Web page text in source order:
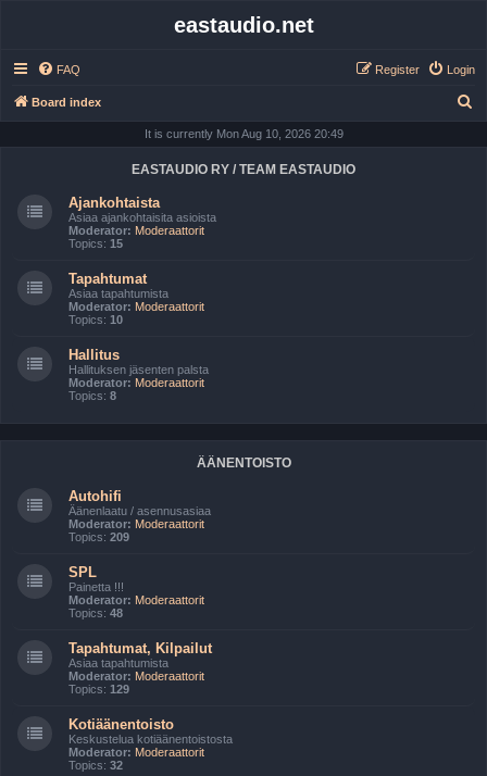
eastaudio.net
FAQ Login
Register
Board index
It is currently Mon Aug 10, 2026 20:49
EASTAUDIO RY / TEAM EASTAUDIO
Ajankohtaista
Asiaa ajankohtaisita asioista
Moderator: Moderaattorit
Topics: 15
Tapahtumat
Asiaa tapahtumista
Moderator: Moderaattorit
Topics: 10
Hallitus
Hallituksen jäsenten palsta
Moderator: Moderaattorit
Topics: 8
ÄÄNENTOISTO
Autohifi
Äänenlaatu / asennusasiaa
Moderator: Moderaattorit
Topics: 209
SPL
Painetta !!!
Moderator: Moderaattorit
Topics: 48
Tapahtumat, Kilpailut
Asiaa tapahtumista
Moderator: Moderaattorit
Topics: 129
Kotiäänentoisto
Keskustelua kotiäänentoistosta
Moderator: Moderaattorit
Topics: 32